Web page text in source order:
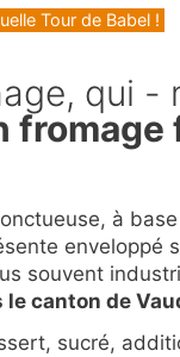
Tour de Babel !
qui -
à
enveloppé
souvent
canton de
sucré,